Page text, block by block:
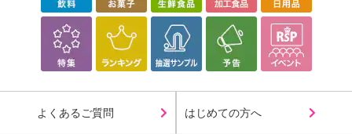
よくあるご質問 はじめての方へ